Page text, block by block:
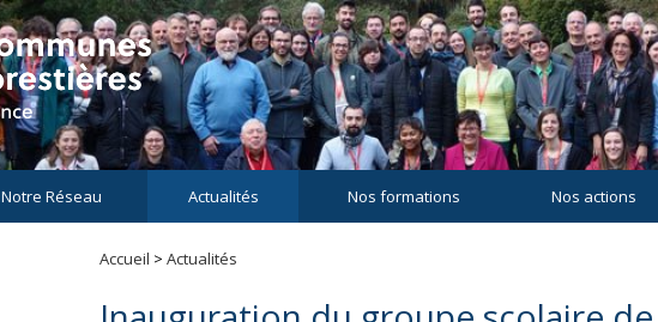
Notre Réseau Actualités Nos formations Nos actions
Accueil > Actualités